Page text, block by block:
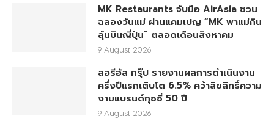
MK Restaurants จับมือ AirAsia ชวน
ฉลองวันแม่ ผ่านแคมเปญ “MK พาแม่กิน
ลุ้นบินญี่ปุ่น” ตลอดเดือนสิงหาคม
9 August 2026
ลอรีอัล กรุ๊ป รายงานผลการดำเนินงาน
ครึ่งปีแรกเติบโต 6.5% คว้าลิขสิทธิ์ความ
งามแบรนด์กุชชี่ 50 ปี
9 August 2026